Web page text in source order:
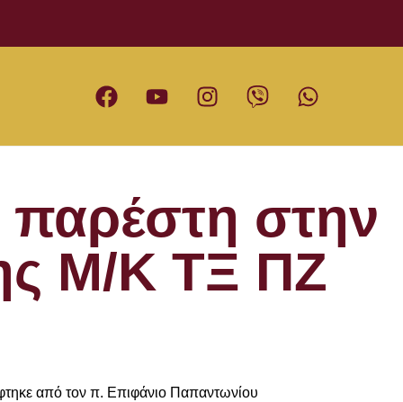
στην
Μ/Κ ΤΞ ΠΖ
από τον π. Επιφάνιο Παπαντωνίου